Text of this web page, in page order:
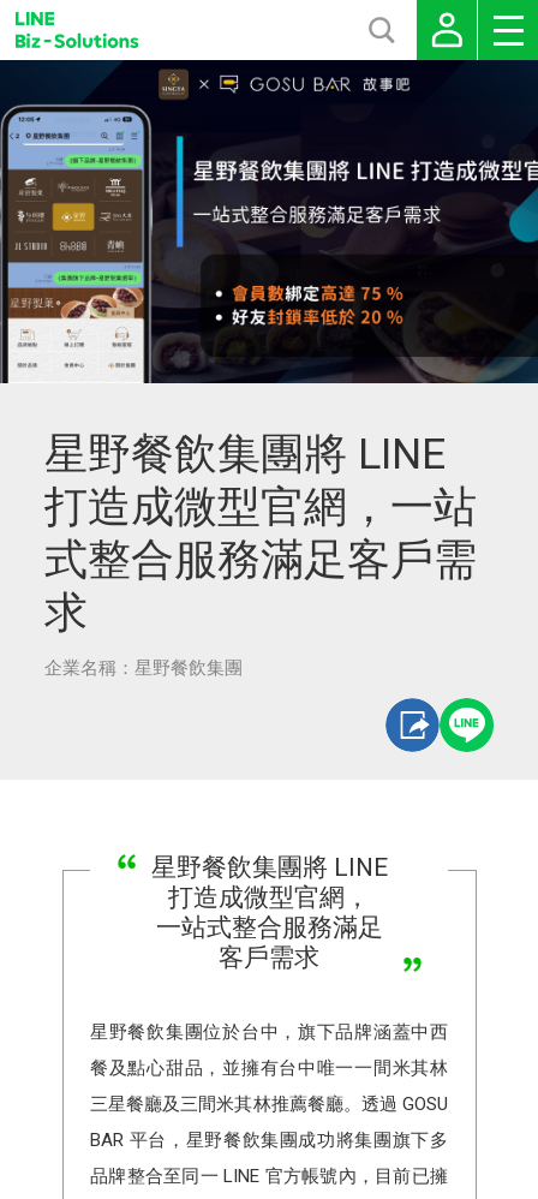
星野餐飲集團將 LINE
打造成微型官網，一站
式整合服務滿足客戶需
求
企業名稱：星野餐飲集團
星野餐飲集團將 LINE
打造成微型官網，
一站式整合服務滿足
客戶需求
星野餐飲集團位於台中，旗下品牌涵蓋中西
餐及點心甜品，並擁有台中唯一一間米其林
三星餐廳及三間米其林推薦餐廳。透過 GOSU
BAR 平台，星野餐飲集團成功將集團旗下多
品牌整合至同一 LINE 官方帳號內，目前已擁